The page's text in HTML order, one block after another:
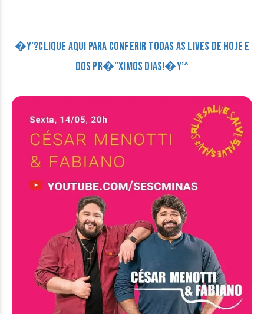
�Y’?CLIQUE AQUI PARA CONFERIR TODAS AS LIVES DE HOJE E
DOS PR�”XIMOS DIAS!�Y’^